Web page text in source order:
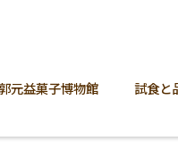
元益菓子博物館 試食と